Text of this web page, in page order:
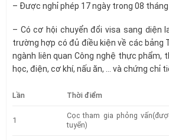
– Được nghỉ phép 17 ngày trong 08 tháng
– Có cơ hội chuyển đổi visa sang diện
trường hợp có đủ điều kiện về các bảng
ngành liên quan Công nghệ thực phẩm,
học, điện, cơ khí, nấu ăn, … và chứng chỉ
Lần Thời điểm
1
Cọc tham gia phỏng
tuyển)